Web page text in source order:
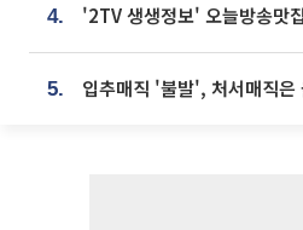
4.
5. 입추매직 '불발', 처서매직은